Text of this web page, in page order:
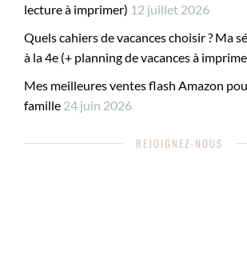
lecture à imprimer) 12 juillet 2026
Quels cahiers de vacances choisir ? Ma
à la 4e (+ planning de vacances à
Mes meilleures ventes flash Amazon
famille 24 juin 2026
REJOIGNEZ-NOUS